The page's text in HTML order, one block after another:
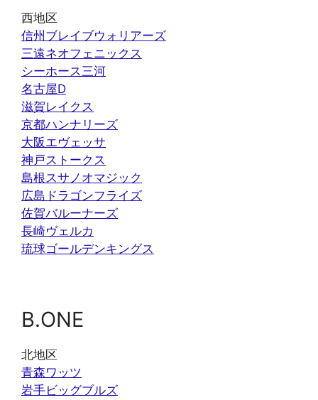
西地区
信州ブレイブウォリアーズ
三遠ネオフェニックス
シーホース三河
名古屋D
滋賀レイクス
京都ハンナリーズ
大阪エヴェッサ
神戸ストークス
島根スサノオマジック
広島ドラゴンフライズ
佐賀バルーナーズ
長崎ヴェルカ
琉球ゴールデンキングス
B.ONE
北地区
青森ワッツ
岩手ビッグブルズ